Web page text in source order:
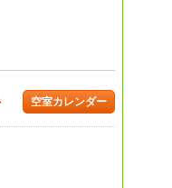
空室カレンダー